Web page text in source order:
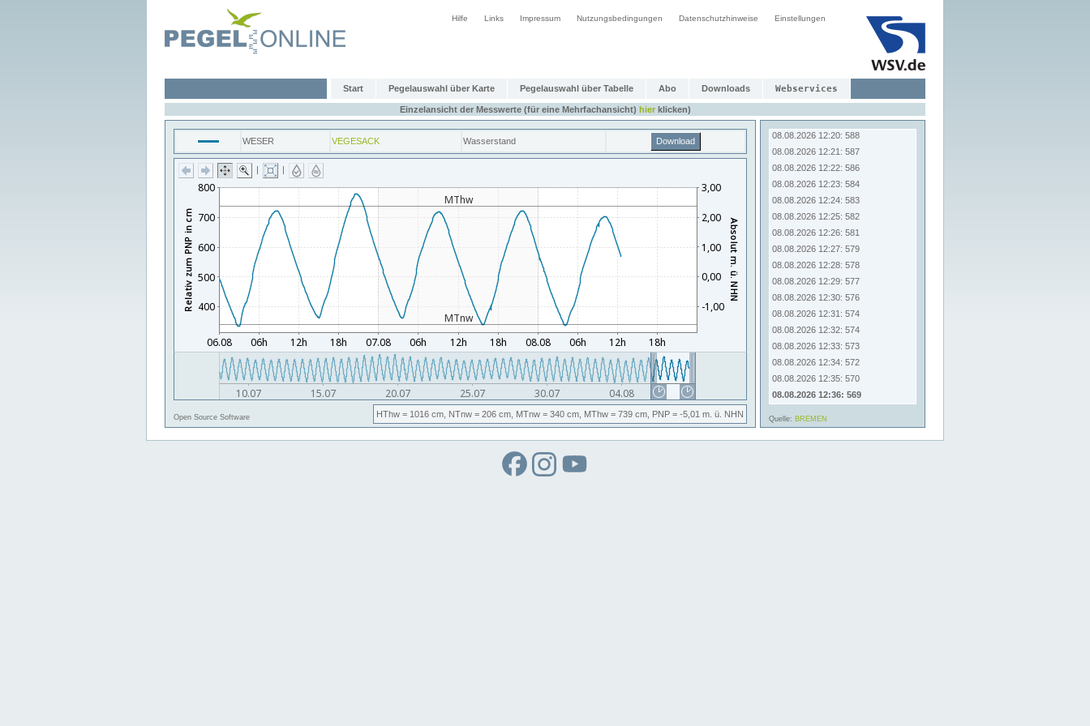
Hilfe Links Impressum Nutzungsbedingungen Datenschutzhinweise Einstellungen
Start Pegelauswahl über Karte Pegelauswahl über Tabelle Abo Downloads Webservices
Einzelansicht der Messwerte (für eine Mehrfachansicht) hierklicken)
WESER VEGESACK Wasserstand Download
| |
Open Source Software HThw = 1016 cm, NTnw = 206 cm, MTnw = 340 cm, MThw = 739 cm, PNP = -5,01 m. ü. NHN
08.08.2026 12:13: 596
08.08.2026 12:17: 592
08.08.2026 12:18: 590
08.08.2026 12:19: 589
08.08.2026 12:20: 588
08.08.2026 12:21: 587
08.08.2026 12:22: 586
08.08.2026 12:23: 584
08.08.2026 12:24: 583
08.08.2026 12:25: 582
08.08.2026 12:26: 581
08.08.2026 12:27: 579
08.08.2026 12:28: 578
08.08.2026 12:29: 577
08.08.2026 12:30: 576
08.08.2026 12:31: 574
08.08.2026 12:32: 574
08.08.2026 12:33: 573
08.08.2026 12:34: 572
08.08.2026 12:35: 570
08.08.2026 12:36: 569
Quelle: BREMEN